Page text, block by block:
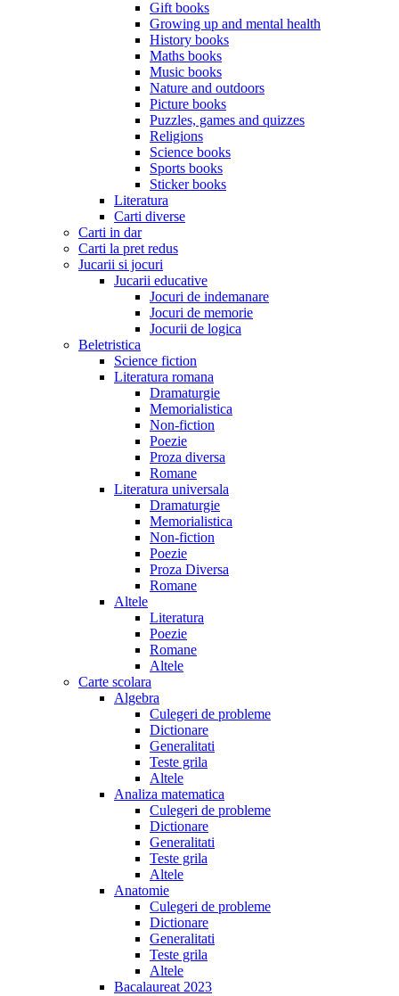
Gift books
Growing up and mental health
History books
Maths books
Music books
Nature and outdoors
Picture books
Puzzles, games and quizzes
Religions
Science books
Sports books
Sticker books
Literatura
Carti diverse
Carti in dar
Carti la pret redus
Jucarii si jocuri
Jucarii educative
Jocuri de indemanare
Jocuri de memorie
Jocurii de logica
Beletristica
Science fiction
Literatura romana
Dramaturgie
Memorialistica
Non-fiction
Poezie
Proza diversa
Romane
Literatura universala
Dramaturgie
Memorialistica
Non-fiction
Poezie
Proza Diversa
Romane
Altele
Literatura
Poezie
Romane
Altele
Carte scolara
Algebra
Culegeri de probleme
Dictionare
Generalitati
Teste grila
Altele
Analiza matematica
Culegeri de probleme
Dictionare
Generalitati
Teste grila
Altele
Anatomie
Culegeri de probleme
Dictionare
Generalitati
Teste grila
Altele
Bacalaureat 2023